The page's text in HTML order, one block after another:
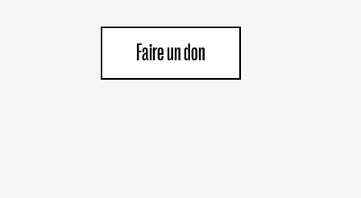
Faire un don